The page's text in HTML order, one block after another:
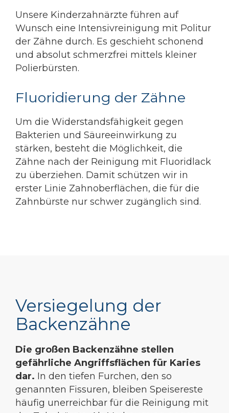
Unsere Kinderzahnärzte führen auf
Wunsch eine Intensivreinigung mit Politur
der Zähne durch. Es geschieht schonend
und absolut schmerzfrei mittels kleiner
Polierbürsten.
Fluoridierung der Zähne
Um die Widerstandsfähigkeit gegen
Bakterien und Säureeinwirkung zu
stärken, besteht die Möglichkeit, die
Zähne nach der Reinigung mit Fluoridlack
zu überziehen. Damit schützen wir in
erster Linie Zahnoberflächen, die für die
Zahnbürste nur schwer zugänglich sind.
Versiegelung der
Backenzähne
Die großen Backenzähne stellen
gefährliche Angriffsflächen für Karies
dar. In den tiefen Furchen, den so
genannten Fissuren, bleiben Speisereste
häufig unerreichbar für die Reinigung mit